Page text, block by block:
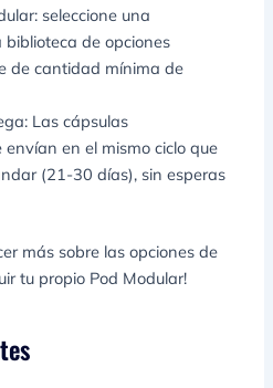
seleccione una
de opciones
de cantidad mínima de
Las cápsulas
en el mismo ciclo que
(21-30 días), sin esperas
más sobre las opciones de
tu propio Pod Modular!